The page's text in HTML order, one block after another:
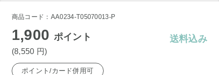
商品コード：AA0234-T05070013-P
1,900 ポイント
(8,550 円)
送料込み
ポイント/カード併用可